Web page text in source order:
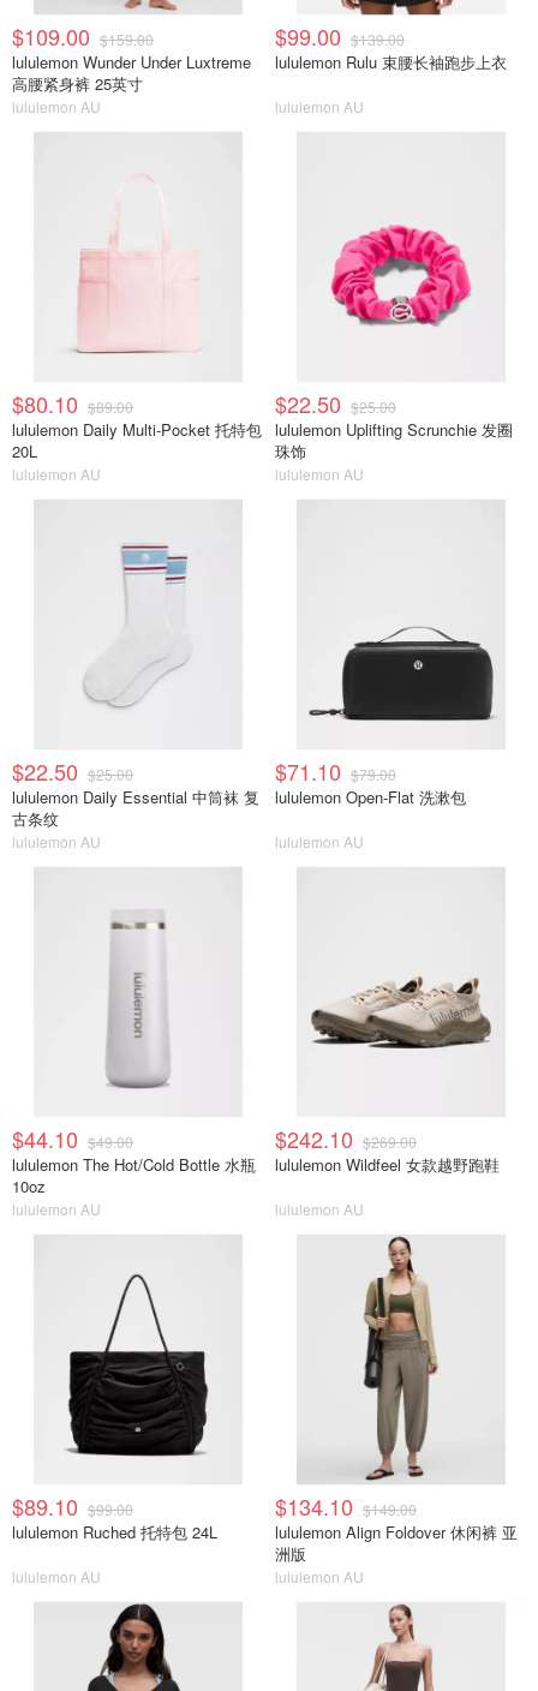
$109.00 $159.00
lululemon Wunder Under Luxtreme
高腰紧身裤 25英寸
lululemon AU
$99.00 $139.00
lululemon Rulu 束腰长袖跑步上衣
lululemon AU
$80.10 $89.00
lululemon Daily Multi-Pocket 托特包
20L
lululemon AU
$22.50 $25.00
lululemon Uplifting Scrunchie 发圈
珠饰
lululemon AU
$22.50 $25.00
lululemon Daily Essential 中筒袜 复
古条纹
lululemon AU
$71.10 $79.00
lululemon Open-Flat 洗漱包
lululemon AU
$44.10 $49.00
lululemon The Hot/Cold Bottle 水瓶
10oz
lululemon AU
$242.10 $269.00
lululemon Wildfeel 女款越野跑鞋
lululemon AU
$89.10 $99.00
lululemon Ruched 托特包 24L
lululemon AU
$134.10 $149.00
lululemon Align Foldover 休闲裤 亚
洲版
lululemon AU